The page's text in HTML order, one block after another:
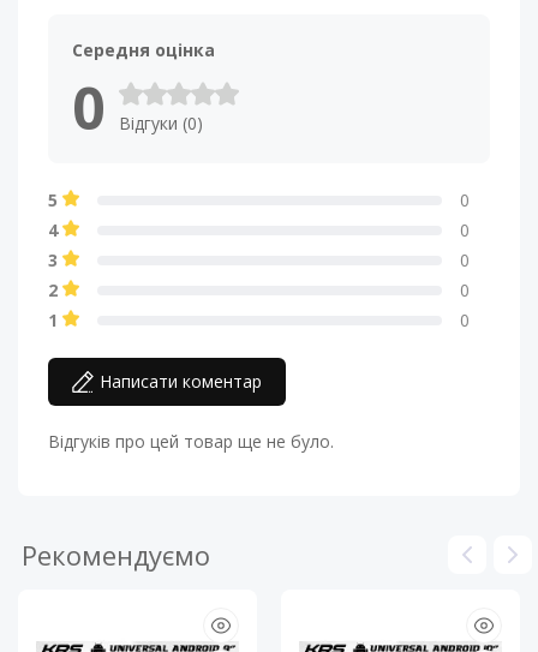
Середня оцінка
0 Відгуки (0)
5
0
4
0
3
0
2
0
1
0
Написати коментар
Відгуків про цей товар ще не було.
Рекомендуємо